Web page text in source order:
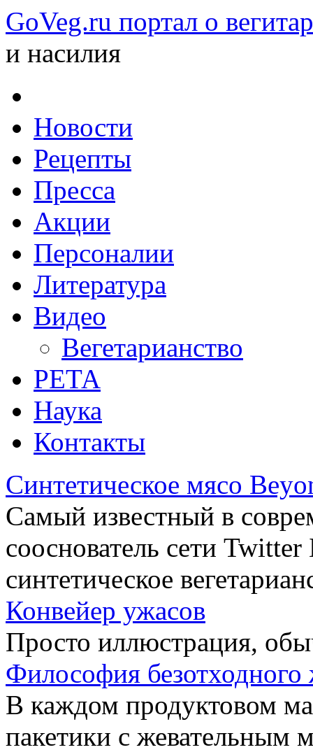
GoVeg.ru портал о
и насилия
Новости
Рецепты
Пресса
Акции
Персоналии
Литература
Видео
Вегетарианство
РЕТА
Наука
Контакты
Синтетическое мясо
Самый известный в
сооснователь сети
синтетическое
Конвейер ужасов
Просто иллюстрация,
Философия безотходного
В каждом продуктовом
пакетики с жевательным